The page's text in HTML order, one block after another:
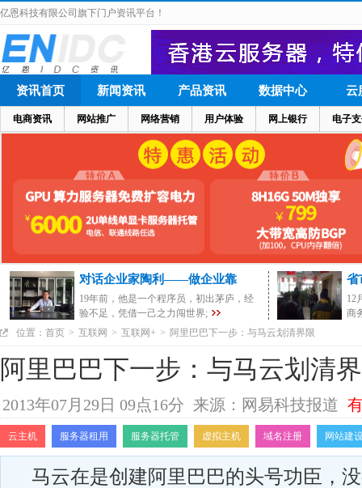
亿恩科技有限公司旗下门户资讯平台！
资讯首页
电商资讯 网站推广 网络营销 用户体验 网上银行 电子
新闻资讯 产品资讯 数据中心 云
对话企业家陶利——做企业靠
19年前，他是一个程序员，初出茅庐，经
验不足，凭借一己之力闯世界;
省
12
商
位置： 首页 > 互联网 > 互联网+ > 阿里巴巴下一步：与马云划清界限
阿里巴巴下一步：与马云划清
2013年07月29日 09点16分 来源：网易科技报道
云主机 服务器租用 服务器托管 虚拟主机 域名注册 网站建
马云在是创建阿里巴巴的头号功臣，